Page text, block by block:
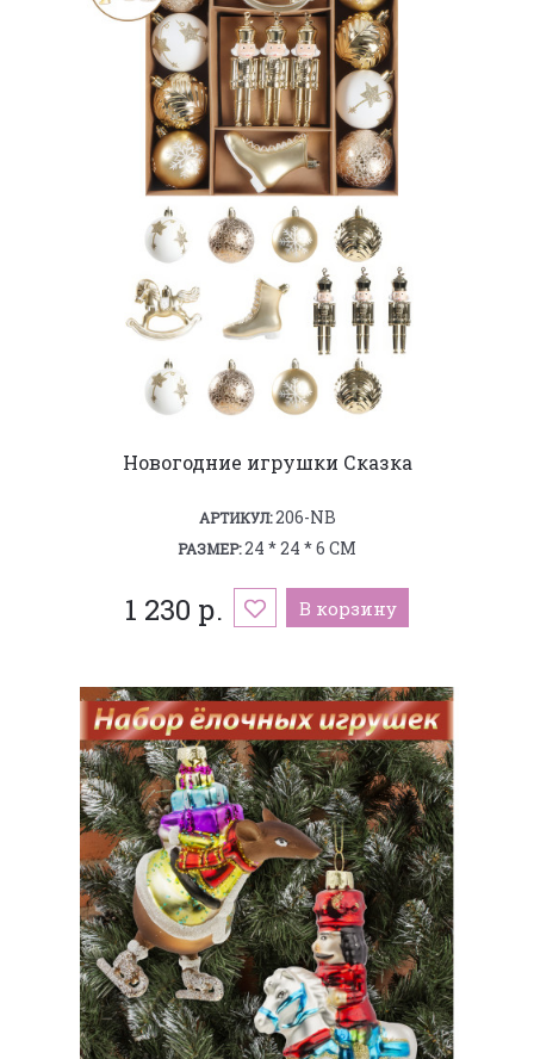
Новогодние игрушки Сказка
АРТИКУЛ:206-NB
РАЗМЕР:24 * 24 * 6 СМ
1 230 р. В корзину